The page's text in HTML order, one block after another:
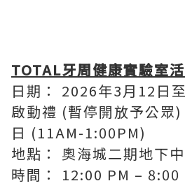
TOTAL牙周健康實驗室
日期： 2026年3月12日
啟動禮 (暫停開放予公眾
日 (11AM-1:00PM)
地點： 奧海城二期地下
時間： 12:00 PM – 8:00